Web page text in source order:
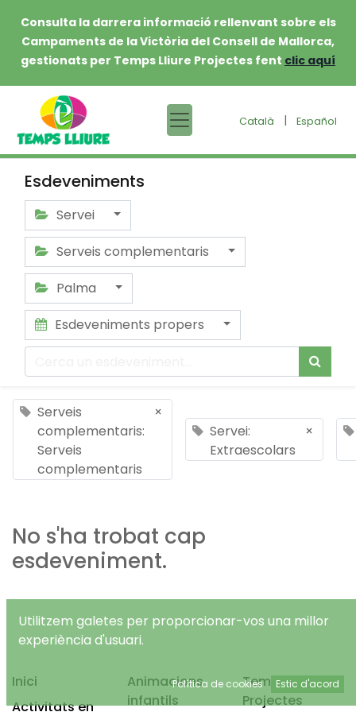
Consulta la darrera informació rellenvant sobre els
Campaments de la Victòria del Consell de Mallorca,
gestionats per Temps Lliure Projectes fent clic aquí
Català | Español
Esdeveniments
Servei
Serveis complementaris
Palma
Esdeveniments propers
Serveis
complementaris:
Serveis
complementaris
×
Servei:
Extraescolars
×
No s'ha trobat cap
esdeveniment.
Inici
Activitats en
Animacions
infantils
Temps Lliure
Projectes
Utilitzem galetes per proporcionar-vos una millor
experiència d'usuari.
Política de cookies Estic d'acord